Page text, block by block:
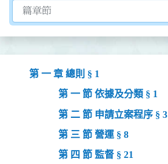
切換選擇法規資訊內容
第 一 章 總則 § 1
第 一 節 依據及分類 § 1
第 二 節 申請立案程序 § 3
第 三 節 營運 § 8
第 四 節 監督 § 21